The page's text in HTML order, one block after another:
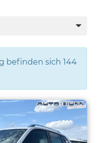
befinden sich 144